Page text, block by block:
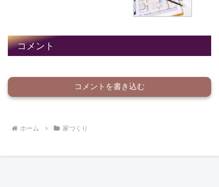
コメント
コメントを書き込む
ホーム 家づくり